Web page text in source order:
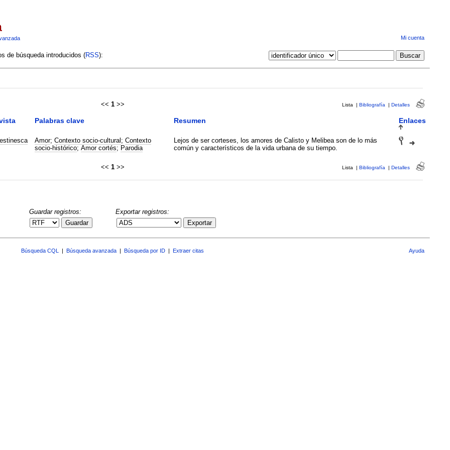
Mi cuenta
de búsqueda introducidos (RSS):
<< 1 >> Lista | Bibliografía | Detalles
Palabras clave Resumen Enlaces
Amor; Contexto socio-cultural ; Contexto
socio-histórico; Amor cortés; Parodia
Lejos de ser corteses, los amores de Calisto y Melibea son de lo más
común y característicos de la vida urbana de su tiempo.
<< 1 >> Lista | Bibliografía | Detalles
Guardar registros:
Guardar
Exportar registros:
Exportar
Búsqueda CQL Búsqueda avanzada Búsqueda por ID Extraer citas Ayuda